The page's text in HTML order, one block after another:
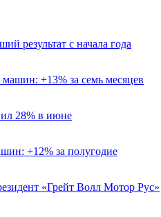
результат с начала года
+13% за семь месяцев
28% в июне
+12% за полугодие
«Грейт Волл Мотор Рус»